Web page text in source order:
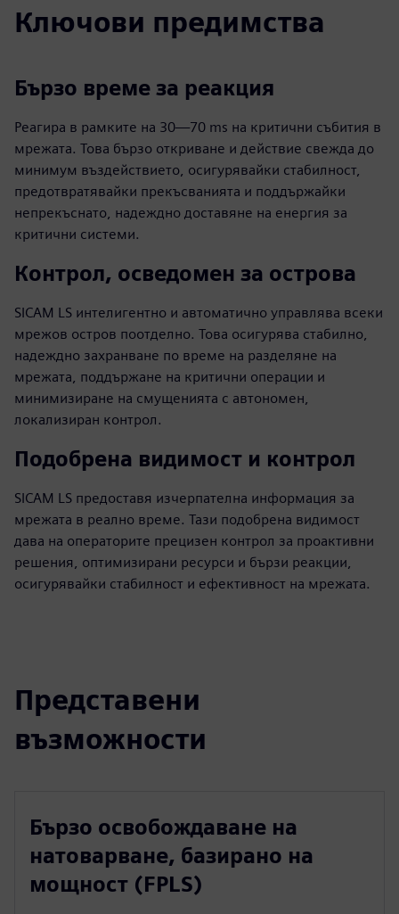
Ключови предимства
Бързо време за реакция
Реагира в рамките на 30—70 ms на критични събития в
мрежата. Това бързо откриване и действие свежда до
минимум въздействието, осигурявайки стабилност,
предотвратявайки прекъсванията и поддържайки
непрекъснато, надеждно доставяне на енергия за
критични системи.
Контрол, осведомен за острова
SICAM LS интелигентно и автоматично управлява всеки
мрежов остров поотделно. Това осигурява стабилно,
надеждно захранване по време на разделяне на
мрежата, поддържане на критични операции и
минимизиране на смущенията с автономен,
локализиран контрол.
Подобрена видимост и контрол
SICAM LS предоставя изчерпателна информация за
мрежата в реално време. Тази подобрена видимост
дава на операторите прецизен контрол за проактивни
решения, оптимизирани ресурси и бързи реакции,
осигурявайки стабилност и ефективност на мрежата.
Представени
възможности
Бързо освобождаване на
натоварване, базирано на
мощност (FPLS)